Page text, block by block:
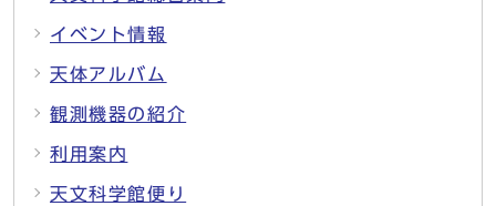
イベント情報
天体アルバム
観測機器の紹介
利用案内
天文科学館便り